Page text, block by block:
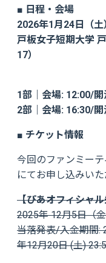
■ 日程・会場
2026年1月24日（土
戸板女子短期大学
17）
1部｜会場: 12:00/
2部｜会場: 16:30/
■ チケット情報
今回のファンミー
にてお申し込みいた
【ぴあオフィシャ
2025年 12月5日（
当落発表/入金期間:
年12月20日 (土)